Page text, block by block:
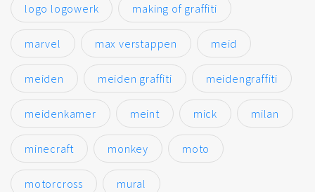
logo logowerk making of graffiti
marvel max verstappen meid
meiden meiden graffiti meidengraffiti
meidenkamer meint mick milan
minecraft monkey moto
motorcross mural